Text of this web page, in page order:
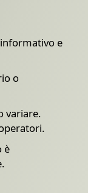
e
o
variare.
è